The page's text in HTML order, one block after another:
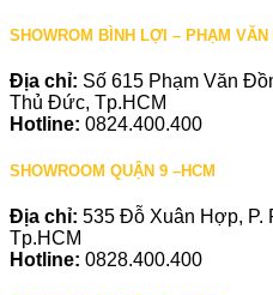
SHOWROM BÌNH LỢI – PHẠM VĂN
Địa chỉ: Số 615 Phạm Văn
Thủ Đức, Tp.HCM
Hotline: 0824.400.400
SHOWROOM QUẬN 9 –HCM
Địa chỉ: 535 Đỗ Xuân Hợp, P.
Tp.HCM
Hotline: 0828.400.400